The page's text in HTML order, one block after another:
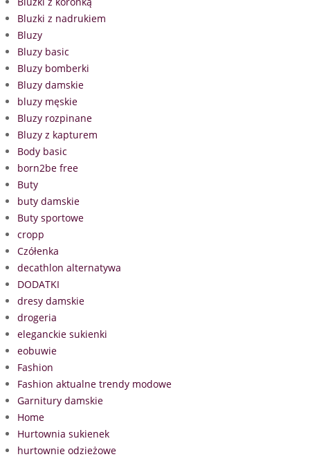
Bluzki z nadrukiem
Bluzy
Bluzy basic
Bluzy bomberki
Bluzy damskie
bluzy męskie
Bluzy rozpinane
Bluzy z kapturem
Body basic
born2be free
Buty
buty damskie
Buty sportowe
cropp
Czółenka
decathlon alternatywa
DODATKI
dresy damskie
drogeria
eleganckie sukienki
eobuwie
Fashion
Fashion aktualne trendy modowe
Garnitury damskie
Home
Hurtownia sukienek
hurtownie odzieżowe